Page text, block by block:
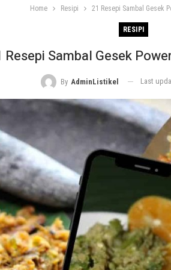
Home Resipi 21 Resepi Sambal Gesek
RESIPI
Resepi Sambal Gesek
By AdminListikel Last